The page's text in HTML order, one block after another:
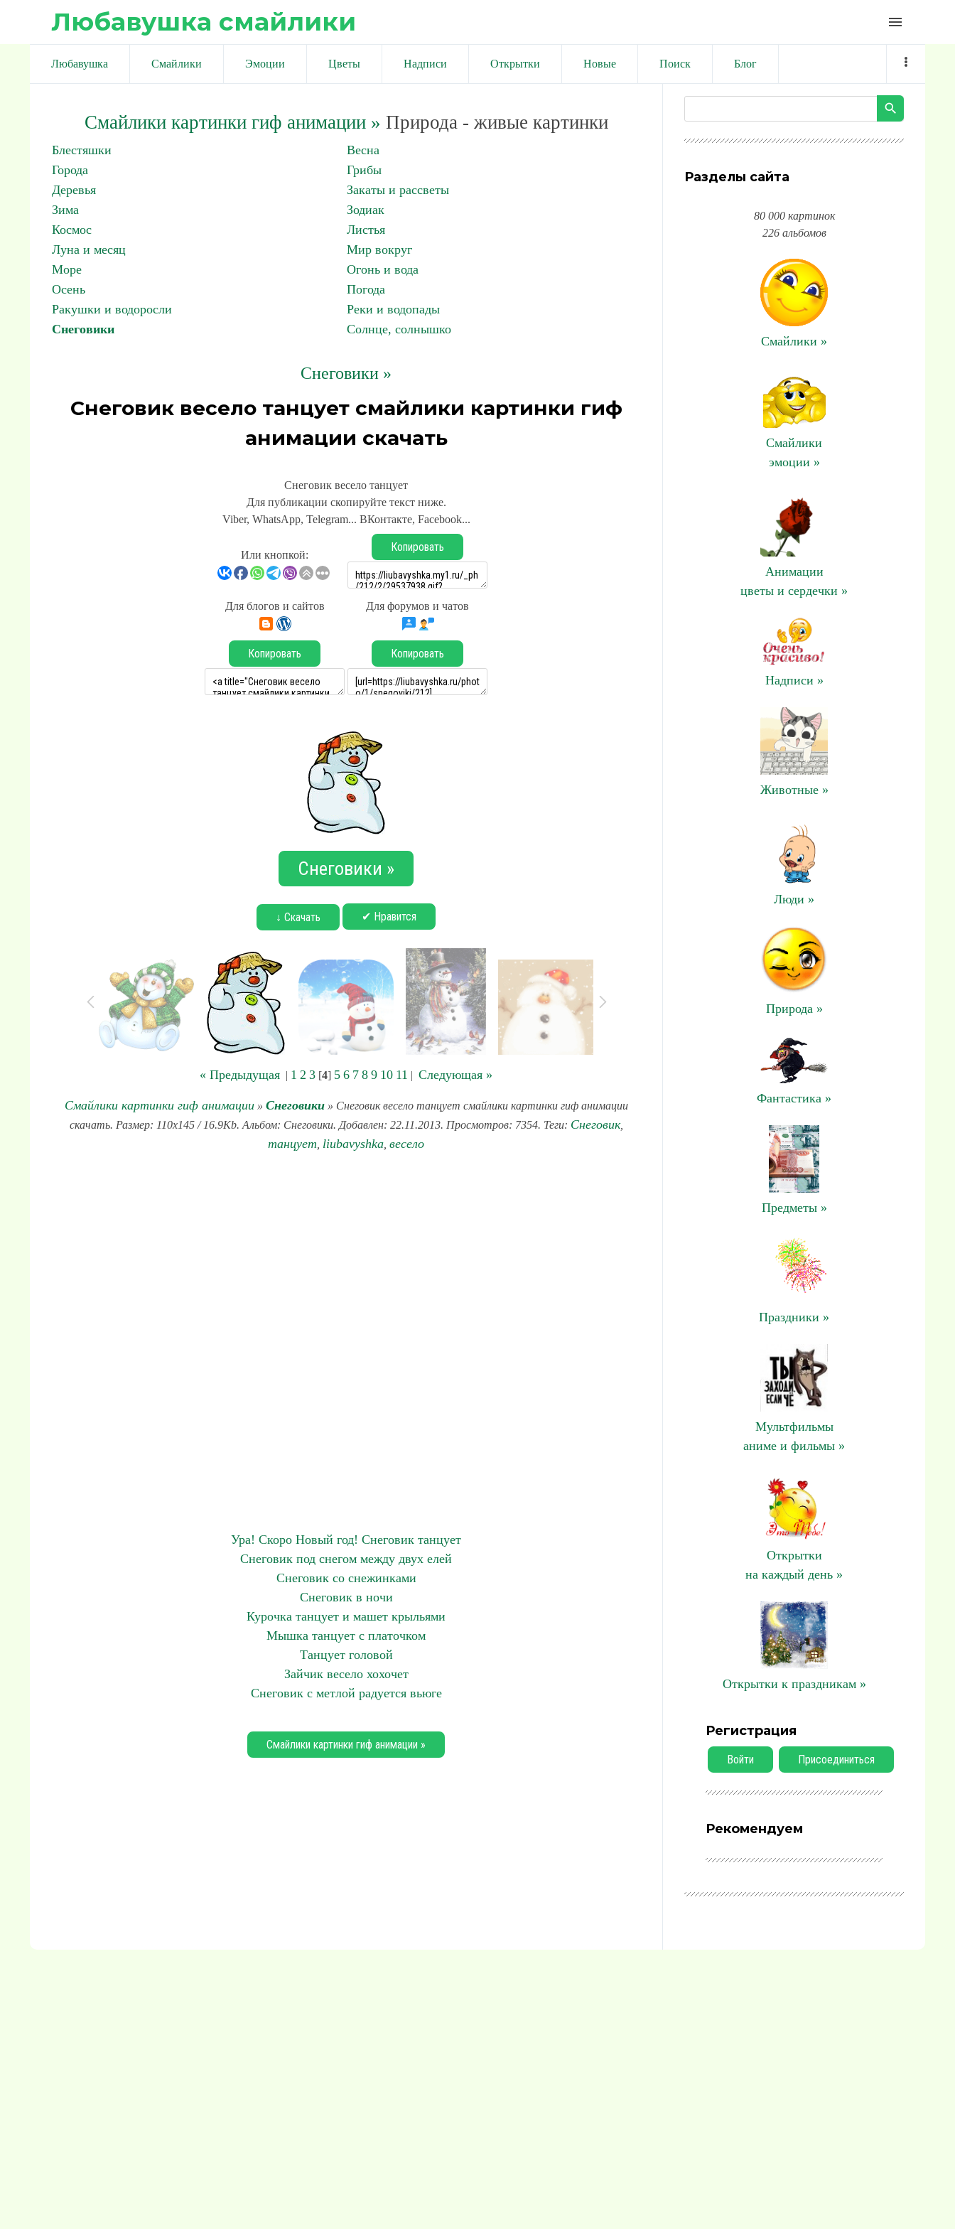
Любавушка смайлики menu
Любавушка Смайлики Эмоции Цветы Надписи Открытки Новые Поиск Блог
Смайлики картинки гиф анимации» Природа - живые картинки
Блестяшки
Весна
Города
Грибы
Деревья
Закаты и рассветы
Зима
Зодиак
Космос
Листья
Луна и месяц
Мир вокруг
Море
Огонь и вода
Осень
Погода
Ракушки и водоросли
Реки и водопады
Снеговики
Солнце, солнышко
Снеговики »
Снеговик весело танцует смайлики картинки гиф
анимации скачать
Снеговик весело танцует
Для публикации скопируйте текст ниже.
Viber, WhatsApp, Telegram... ВКонтакте, Facebook...
Или кнопкой:
Копировать
Для блогов и сайтов Для форумов и чатов
Копировать Копировать
Снеговики »
↓ Скачать ✔ Нравится
« Предыдущая | 1 2 3 [4] 5 6 7 8 9 10 11 | Следующая »
Смайлики картинки гиф анимации» Снеговики» Снеговик весело танцует смайлики картинки гиф анимации
скачать. Размер: 110x145 / 16.9Kb. Альбом: Снеговики. Добавлен: 22.11.2013. Просмотров: 7354. Теги: Снеговик,
танцует liubavyshka весело
Ура! Скоро Новый год! Снеговик танцует
Снеговик под снегом между двух елей
Снеговик со снежинками
Снеговик в ночи
Курочка танцует и машет крыльями
Мышка танцует с платочком
Танцует головой
Зайчик весело хохочет
Снеговик с метлой радуется вьюге
Смайлики картинки гиф анимации »
Разделы сайта
80 000 картинок
226 альбомов
Смайлики »
Смайлики
эмоции »
Анимации
цветы и сердечки »
Надписи »
Животные »
Люди »
Природа »
Фантастика »
Предметы »
Праздники »
Мультфильмы
аниме и фильмы »
Открытки
на каждый день »
Открытки к праздникам »
Регистрация
Войти Присоединиться
Рекомендуем